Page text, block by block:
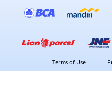
Terms of Use